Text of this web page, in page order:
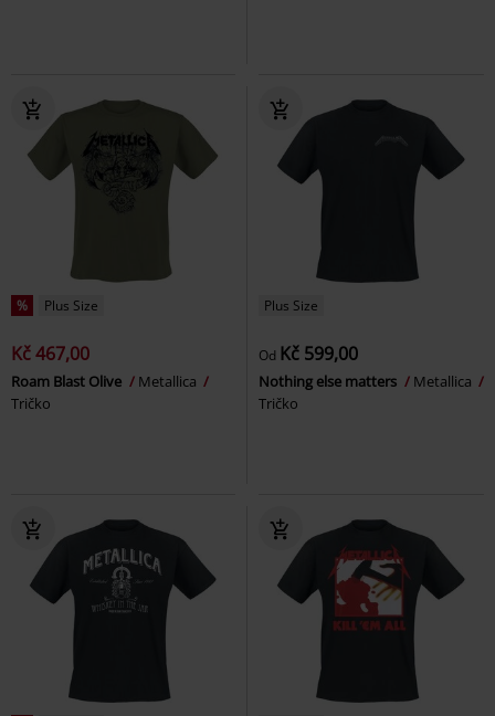
% Plus Size
Kč 467,00
Roam Blast Olive
Metallica
Tričko
Plus Size
Od Kč 599,00
Nothing else matters
Metallica
Tričko